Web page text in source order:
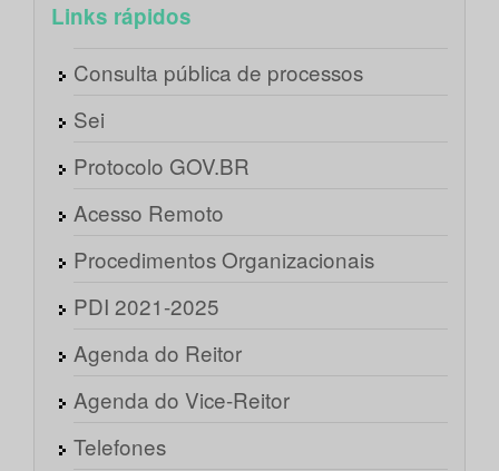
Links rápidos
Consulta pública de processos
Sei
Protocolo GOV.BR
Acesso Remoto
Procedimentos Organizacionais
PDI 2021-2025
Agenda do Reitor
Agenda do Vice-Reitor
Telefones